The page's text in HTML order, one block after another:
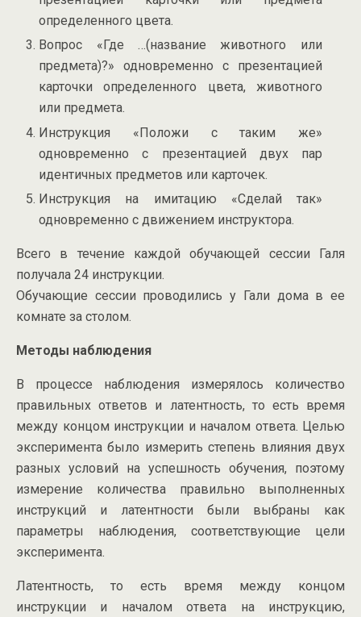
определенного цвета.
Вопрос «Где …(название животного или
предмета)?» одновременно с презентацией
карточки определенного цвета, животного
или предмета.
Инструкция «Положи с таким же»
одновременно с презентацией двух пар
идентичных предметов или карточек.
Инструкция на имитацию «Сделай так»
одновременно с движением инструктора.
Всего в течение каждой обучающей сессии Галя
получала 24 инструкции.
Обучающие сессии проводились у Гали дома в ее
комнате за столом.
Методы наблюдения
В процессе наблюдения измерялось количество
правильных ответов и латентность, то есть время
между концом инструкции и началом ответа. Целью
эксперимента было измерить степень влияния двух
разных условий на успешность обучения, поэтому
измерение количества правильно выполненных
инструкций и латентности были выбраны как
параметры наблюдения, соответствующие цели
эксперимента.
Латентность, то есть время между концом
инструкции и началом ответа на инструкцию,